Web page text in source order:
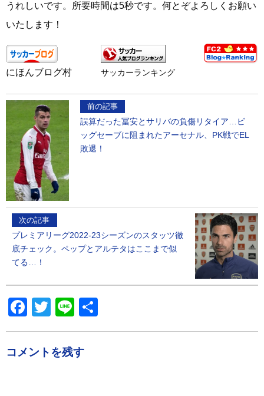
うれしいです。所要時間は5秒です。何とぞよろしくお願い
いたします！
にほんブログ村 サッカーランキング
前の記事
誤算だった冨安とサリバの負傷リタイア…ビ
ッグセーブに阻まれたアーセナル、PK戦でEL
敗退！
次の記事
プレミアリーグ2022-23シーズンのスタッツ徹
底チェック。ペップとアルテタはここまで似
てる…！
Facebook
Twitter
Line
有
コメントを残す